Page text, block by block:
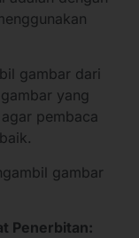
gambar dari
yang
pembaca
gambar
Penerbitan: